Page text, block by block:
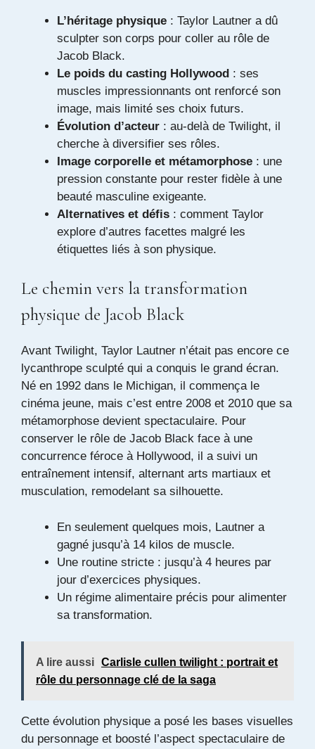
L’héritage physique : Taylor Lautner a dû
sculpter son corps pour coller au rôle de
Jacob Black.
Le poids du casting Hollywood : ses
muscles impressionnants ont renforcé son
image, mais limité ses choix futurs.
Évolution d’acteur : au-delà de Twilight, il
cherche à diversifier ses rôles.
Image corporelle et métamorphose : une
pression constante pour rester fidèle à une
beauté masculine exigeante.
Alternatives et défis : comment Taylor
explore d’autres facettes malgré les
étiquettes liés à son physique.
Le chemin vers la transformation
physique de Jacob Black
Avant Twilight, Taylor Lautner n’était pas encore ce
lycanthrope sculpté qui a conquis le grand écran.
Né en 1992 dans le Michigan, il commença le
cinéma jeune, mais c’est entre 2008 et 2010 que sa
métamorphose devient spectaculaire. Pour
conserver le rôle de Jacob Black face à une
concurrence féroce à Hollywood, il a suivi un
entraînement intensif, alternant arts martiaux et
musculation, remodelant sa silhouette.
En seulement quelques mois, Lautner a
gagné jusqu’à 14 kilos de muscle.
Une routine stricte : jusqu’à 4 heures par
jour d’exercices physiques.
Un régime alimentaire précis pour alimenter
sa transformation.
A lire aussi Carlisle cullen twilight : portrait et
rôle du personnage clé de la saga
Cette évolution physique a posé les bases visuelles
du personnage et boosté l’aspect spectaculaire de